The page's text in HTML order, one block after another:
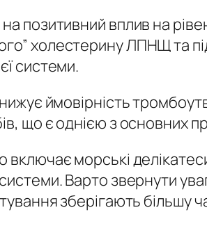
позитивний вплив на
холестерину ЛПНЩ та
системи.
ймовірність
що є однією з основних
морські
Варто звернути
зберігають більшу